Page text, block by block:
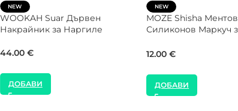
SALE
VYRO Shisha Globe Dublin
Фънел Чашка за Наргиле
16.00€ 10.23
ДОБАВИ
XKAH Щипка за
20.00€